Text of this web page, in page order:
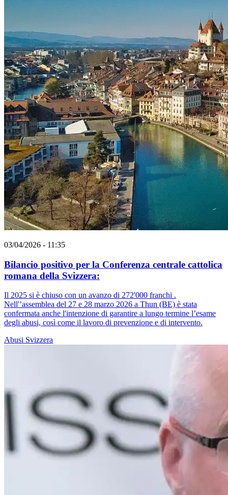
03/04/2026 - 11:35
Bilancio positivo per la Conferenza centrale cattolica
romana della Svizzera:
Il 2025 si è chiuso con un avanzo di 272'000 franchi .
Nell'’assemblea del 27 e 28 marzo 2026 a Thun (BE) è stata
confermata anche l'intenzione di garantire a lungo termine l’esame
degli abusi, così come il lavoro di prevenzione e di intervento.
Abusi Svizzera